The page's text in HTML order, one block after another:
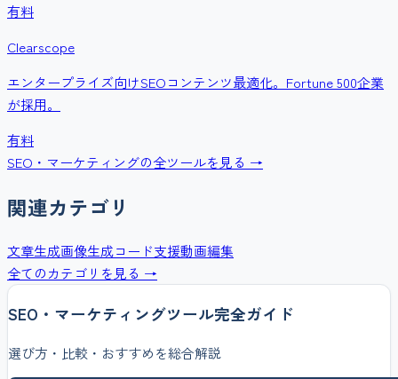
有料
Clearscope
エンタープライズ向けSEOコンテンツ最適化。Fortune 500企業
が採用。
有料
SEO・マーケティングの全ツールを見る →
関連カテゴリ
文章生成画像生成コード支援動画編集
全てのカテゴリを見る →
SEO・マーケティングツール完全ガイド
選び方・比較・おすすめを総合解説